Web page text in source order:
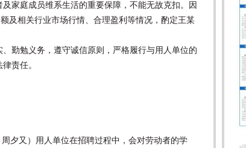
家庭成员维系生活的重要保障，不能无故克扣。因
及相关行业市场行情、合理盈利等情况，酌定王某
勉义务，遵守诚信原则，严格履行与用人单位的
责任。
夕又）用人单位在招聘过程中，会对劳动者的学